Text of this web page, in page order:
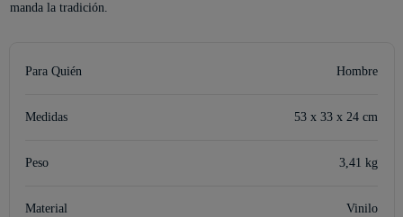
manda la tradición.
Para Quién Hombre
Medidas 53 x 33 x 24 cm
Peso 3,41 kg
Material Vinilo